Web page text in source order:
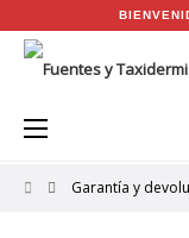
Navegación
☰
Garantía y